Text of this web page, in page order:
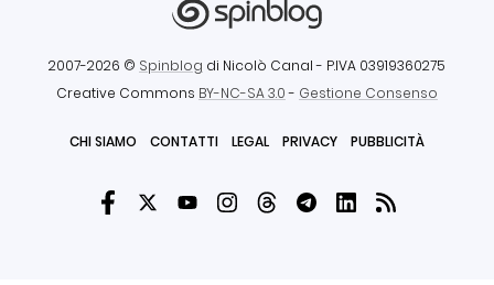
2007-2026 © Spinblog di Nicolò Canal - P.IVA 03919360275
Creative Commons BY-NC-SA 3.0- Gestione Consenso
CHI SIAMO CONTATTI LEGAL PRIVACY PUBBLICITÀ